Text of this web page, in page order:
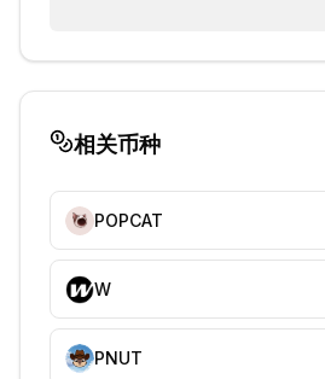
相关币种
POPCAT
W
PNUT